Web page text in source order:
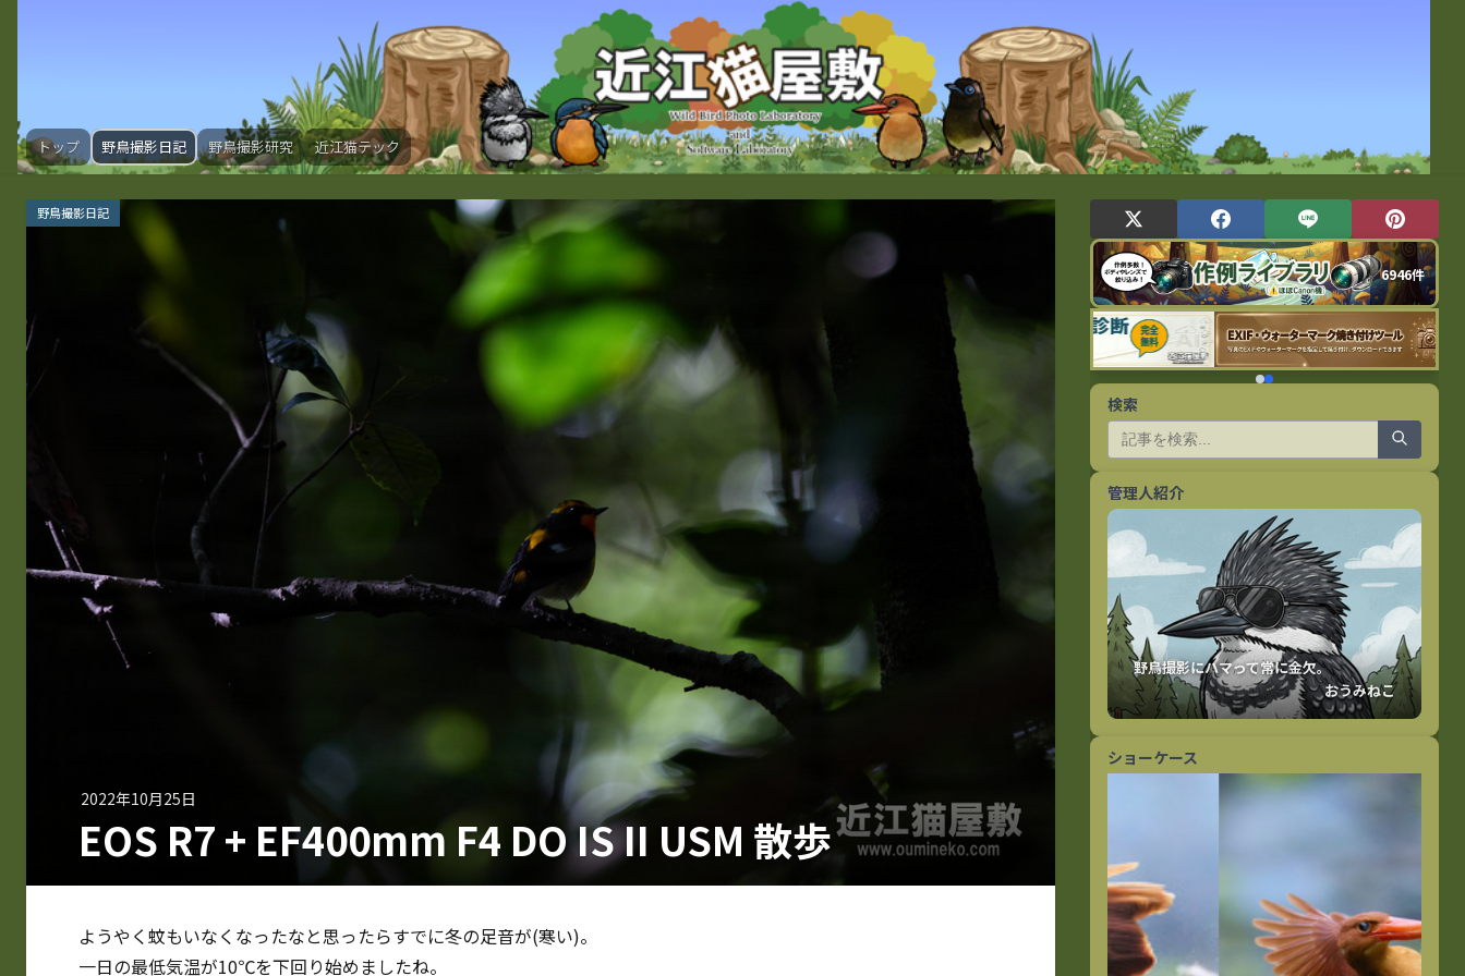
トップ 野鳥撮影日記 野鳥撮影研究 近江猫テック
野鳥撮影日記
2022年10月25日
EOS R7 + EF400mm F4 DO IS II USM 散歩
ようやく蚊もいなくなったなと思ったらすでに冬の足音が(寒い)。
一日の最低気温が10℃を下回り始めましたね。
6946件
検索
管理人紹介
おうみねこ
ショーケース